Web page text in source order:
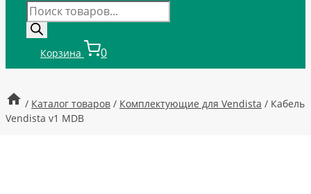
Поиск
товаров
Корзина 0
/ Каталог товаров / Комплектующие для Vendista / Кабель
Vendista v1 MDB